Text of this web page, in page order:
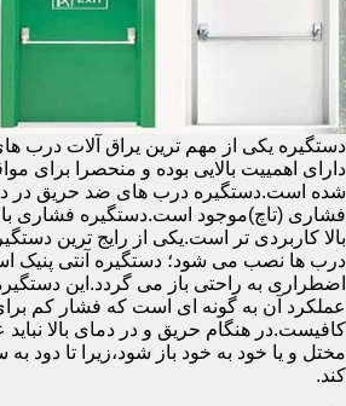
دستگیره یکی از مهم ترین یراق آلات درب
دارای اهمییت بالایی بوده و منحصرا برای
شده است.دستگیره درب های ضد حریق در
فشاری (تاچ)موجود است.دستگیره فشاری با
بالا کاربردی تر است.یکی از رایج ترین
درب ها نصب می شود؛ دستگیره آنتی پنیک
اضطراری به راحتی باز می گردد.این
عملکرد آن به گونه ای است که فشار کم
کافیست.در هنگام حریق و در دمای بالا
مختل و یا خود به خود باز شود،زیرا تا دود
کند.